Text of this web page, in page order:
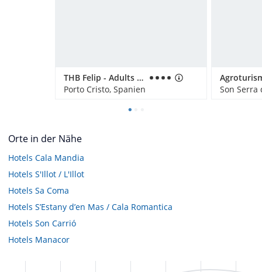
THB Felip - Adults only
Porto Cristo, Spanien
Son Serra
Orte in der Nähe
Hotels Cala Mandia
Hotels S'Illot / L'Illot
Hotels Sa Coma
Hotels S’Estany d’en Mas / Cala Romantica
Hotels Son Carrió
Hotels Manacor